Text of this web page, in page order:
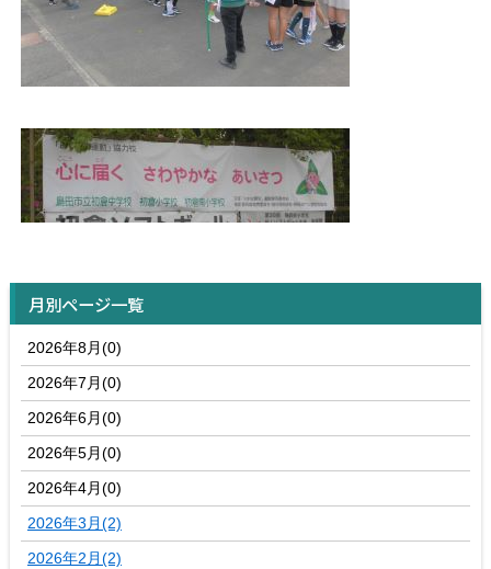
月別ページ一覧
2026年8月(0)
2026年7月(0)
2026年6月(0)
2026年5月(0)
2026年4月(0)
2026年3月(2)
2026年2月(2)